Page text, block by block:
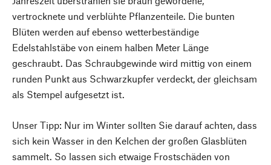
vertrocknete und verblühte Pflanzenteile. Die bunten
Blüten werden auf ebenso wetterbeständige
Edelstahlstäbe von einem halben Meter Länge
geschraubt. Das Schraubgewinde wird mittig von einem
runden Punkt aus Schwarzkupfer verdeckt, der gleichsam
als Stempel aufgesetzt ist.
Unser Tipp: Nur im Winter sollten Sie darauf achten, dass
sich kein Wasser in den Kelchen der großen Glasblüten
sammelt. So lassen sich etwaige Frostschäden von